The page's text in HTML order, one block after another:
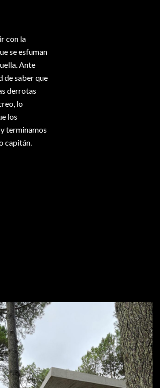
con la
se esfuman
Ante
de saber que
derrotas
lo
los
terminamos
capitán.